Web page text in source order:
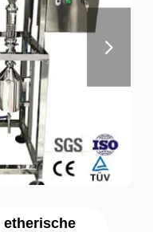
etherische